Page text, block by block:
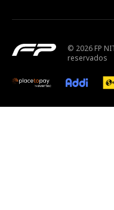
© 2026 FP
reservados